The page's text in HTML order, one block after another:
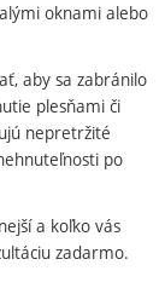
oknami alebo
aby sa zabránilo
plesňami či
nepretržité
po
a koľko vás
zadarmo.